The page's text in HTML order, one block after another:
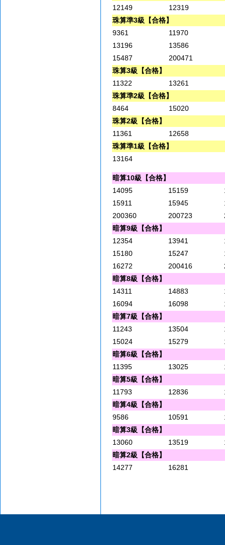
12149
12319
珠算準3級【合格】
9361
11970
13196
13586
15487
200471
珠算3級【合格】
11322
13261
珠算準2級【合格】
8464
15020
珠算2級【合格】
11361
12658
珠算準1級【合格】
13164
暗算10級【合格】
14095
15159
15911
15945
200360
200723
暗算9級【合格】
12354
13941
15180
15247
16272
200416
暗算8級【合格】
14311
14883
16094
16098
暗算7級【合格】
11243
13504
15024
15279
暗算6級【合格】
11395
13025
暗算5級【合格】
11793
12836
暗算4級【合格】
9586
10591
暗算3級【合格】
13060
13519
暗算2級【合格】
14277
16281